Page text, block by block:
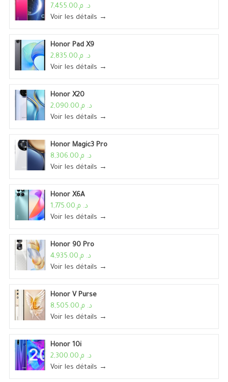
د. م.7,455.00
Voir les détails →
Honor Pad X9
د. م.2,835.00
Voir les détails →
Honor X20
د. م.2,090.00
Voir les détails →
Honor Magic3 Pro
د. م.8,306.00
Voir les détails →
Honor X6A
د. م.1,775.00
Voir les détails →
Honor 90 Pro
د. م.4,935.00
Voir les détails →
Honor V Purse
د. م.8,505.00
Voir les détails →
Honor 10i
د. م.2,300.00
Voir les détails →